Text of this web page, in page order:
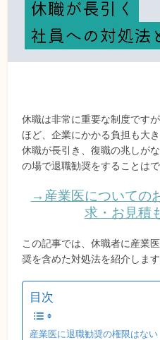
休職は非常に重要な制度です
ほど、企業にかかる負担も大き
休職が長引き、復職の兆しが
の場で退職勧奨をすることは
→産業医についての
求・お見積
この記事では、休職者に産業
奨を含めた対処法を紹介します
目次
産業医に退職勧奨の権限はない